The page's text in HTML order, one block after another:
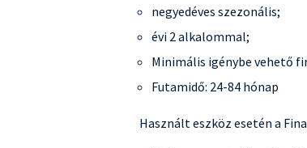
negyedéves szezonális;
évi 2 alkalommal;
Minimális igénybe vehető
Futamidő: 24-84 hónap
Használt eszköz esetén a